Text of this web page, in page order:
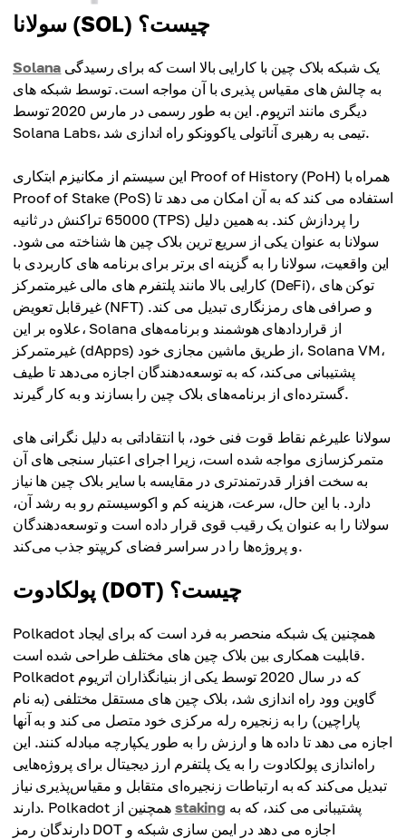
سولانا (SOL) چیست؟
Solana
به چالش های مقیاس پذیری با آن مواجه است. توسط شبکه های
دیگری مانند اتریوم. این به طور رسمی در مارس 2020 توسط
Solana Labs، تیمی به رهبری آناتولی یاکوونکو راه اندازی شد.
این سیستم از مکانیزم ابتکاری Proof of History (PoH) همراه با
Proof of Stake (PoS) استفاده می کند که به آن امکان می دهد تا
65000 تراکنش در ثانیه (TPS) را پردازش کند. به همین دلیل
سولانا به عنوان یکی از سریع ترین بلاک چین ها شناخته می شود.
این واقعیت، سولانا را به گزینه ای برتر برای برنامه های کاربردی با
کارایی بالا مانند پلتفرم های مالی غیرمتمرکز (DeFi)، توکن های
غیرقابل تعویض (NFT) و صرافی های رمزنگاری تبدیل می کند.
علاوه بر این، Solana از قراردادهای هوشمند و برنامه‌های
غیرمتمرکز (dApps) از طریق ماشین مجازی خود، Solana VM،
پشتیبانی می‌کند، که به توسعه‌دهندگان اجازه می‌دهد تا طیف
گسترده‌ای از برنامه‌های بلاک چین را بسازند و به کار گیرند.
سولانا علیرغم نقاط قوت فنی خود، با انتقاداتی به دلیل نگرانی های
متمرکزسازی مواجه شده است، زیرا اجرای اعتبار سنجی های آن
به سخت افزار قدرتمندتری در مقایسه با سایر بلاک چین ها نیاز
دارد. با این حال، سرعت، هزینه کم و اکوسیستم رو به رشد آن،
سولانا را به عنوان یک رقیب قوی قرار داده است و توسعه‌دهندگان
و پروژه‌ها را در سراسر فضای کریپتو جذب می‌کند.
پولکادوت (DOT) چیست؟
Polkadot همچنین یک شبکه منحصر به فرد است که برای ایجاد
قابلیت همکاری بین بلاک چین های مختلف طراحی شده است.
Polkadot که در سال 2020 توسط یکی از بنیانگذاران اتریوم
گاوین وود راه اندازی شد، بلاک چین های مستقل مختلفی (به نام
پاراچین) را به زنجیره رله مرکزی خود متصل می کند و به آنها
اجازه می دهد تا داده ها و ارزش را به طور یکپارچه مبادله کنند. این
راه‌اندازی پولکادوت را به یک پلتفرم ارز دیجیتال برای پروژه‌هایی
تبدیل می‌کند که به ارتباطات زنجیره‌ای متقابل و مقیاس‌پذیری نیاز
staking
دارندگان رمز DOT اجازه می دهد در ایمن سازی شبکه و